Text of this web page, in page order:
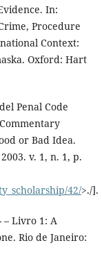
In:
Procedure
Context:
Oxford: Hart
Penal Code
or Bad Idea.
v. 1, n. 1, p.
42/>./].
– Livro 1: A
Rio de Janeiro: